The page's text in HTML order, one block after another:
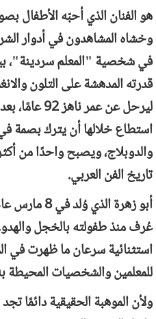
هو الفنان الذي أحبّه
وخشاه المشاهدون في أدوار
في شخصية "المعلم سردينة"،
قدرته المدهشة على التلون
ليرحل عن
استطاع خلالها أن يترك بصمة في
والدوبلاج، ويصبح واحدًا من
تاريخ الفن العربي.
عُرف منذ طفولته بالخجل
استثنائية سرعان ما ظهرت في
للمعلمين والشخصيات المحيطة
ولأن الموهبة الحقيقية دائمًا